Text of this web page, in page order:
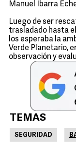
Manuel Ibarra
Luego de ser
trasladado hasta
los esperaba la
Verde Planetario,
observación y
TEMAS
SEGURIDAD